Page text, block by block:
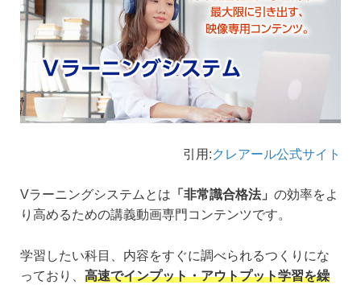
引用:クレアール公式サイト
Vラーニングシステムとは 「非常識合格法」 の効率をよ
り高めるための講義動画専門コンテンツです。
学習したい科目、内容をすぐに調べられるつくりにな
っており、 高速でインプット・アウトプット学習を繰